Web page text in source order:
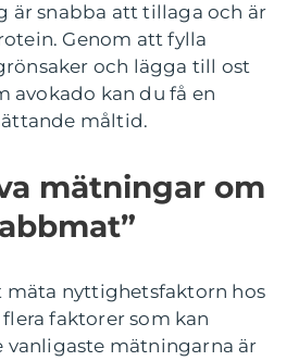
är snabba att tillaga och är
Genom att fylla
och lägga till ost
avokado kan du få en
måltid.
mätningar om
mäta nyttighetsfaktorn hos
faktorer som kan
vanligaste mätningarna är